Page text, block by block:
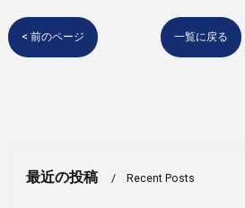
< 前のページ 一覧に戻る
最近の投稿 Recent Posts